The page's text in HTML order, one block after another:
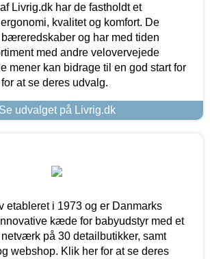
Livrig.dk har de fastholdt et
kvalitet og komfort. De
og har med tiden
med andre velovervejede
mener kan bidrage til en god start for
at se deres udvalg.
Se udvalget på Livrig.dk
etableret i 1973 og er Danmarks
kæde for babyudstyr med et
på 30 detailbutikker, samt
webshop. Klik her for at se deres